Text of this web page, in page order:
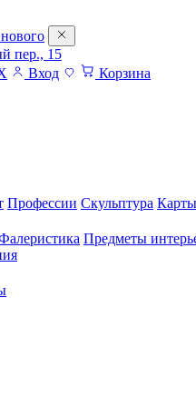
пер., 15
Вход Корзина
Профессии Скульптура Карты
Предметы